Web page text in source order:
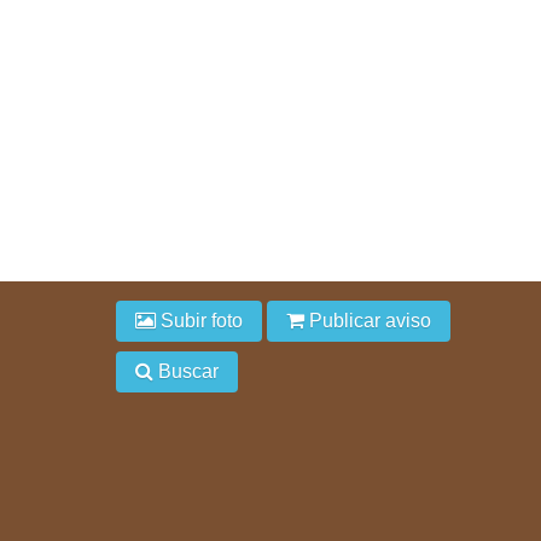
Subir foto Publicar aviso
Buscar